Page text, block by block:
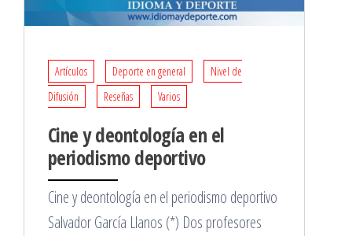
Artículos Deporte en general
Nivel de
Difusión
Reseñas Varios
Cine y deontología en el
periodismo deportivo
Cine y deontología en el periodismo deportivo
Salvador García Llanos (*) Dos profesores